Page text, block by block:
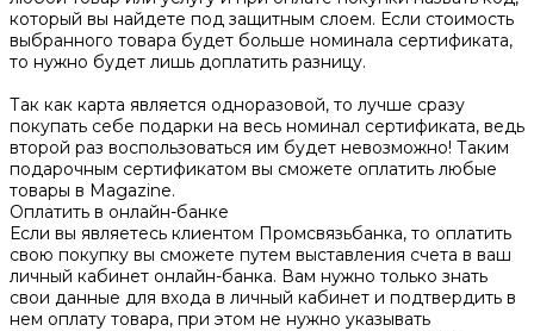
который вы найдете под защитным слоем. Если стоимость
выбранного товара будет больше номинала сертификата,
то нужно будет лишь доплатить разницу.
Так как карта является одноразовой, то лучше сразу
покупать себе подарки на весь номинал сертификата, ведь
второй раз воспользоваться им будет невозможно! Таким
подарочным сертификатом вы сможете оплатить любые
товары в Magazine.
Оплатить в онлайн-банке
Если вы являетесь клиентом Промсвязьбанка, то оплатить
свою покупку вы сможете путем выставления счета в ваш
личный кабинет онлайн-банка. Вам нужно только знать
свои данные для входа в личный кабинет и подтвердить в
нем оплату товара, при этом не нужно указывать